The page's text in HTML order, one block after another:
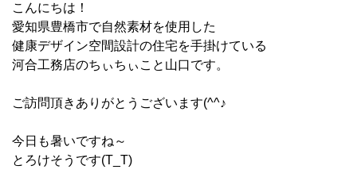
こんにちは！
愛知県豊橋市で自然素材を使用した
健康デザイン空間設計の住宅を手掛けている
河合工務店のちぃちぃこと山口です。
ご訪問頂きありがとうございます(^^♪
今日も暑いですね～
とろけそうです(T_T)